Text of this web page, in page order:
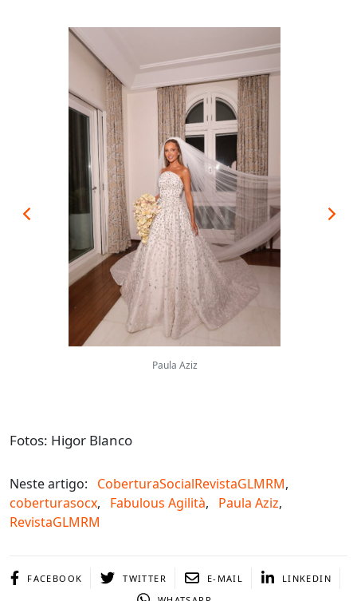
Paula Aziz
Fotos: Higor Blanco
Neste artigo: CoberturaSocialRevistaGLMRM,
coberturasocx, Fabulous Agilità, Paula Aziz,
RevistaGLMRM
FACEBOOK TWITTER E-MAIL
LINKEDIN